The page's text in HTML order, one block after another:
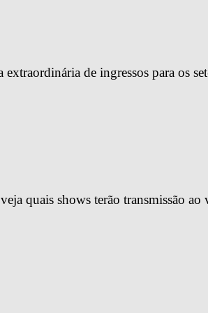
de ingressos para os
quais shows terão transmissão